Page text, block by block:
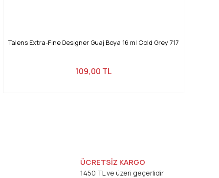
Talens Extra-Fine Designer Guaj Boya 16 ml Cold Grey 717
109,00 TL
ÜCRETSİZ KARGO
1450 TL ve üzeri geçerlidir